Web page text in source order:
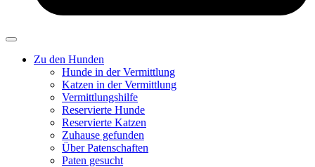
Zu den Hunden
Hunde in der Vermittlung
Katzen in der Vermittlung
Vermittlungshilfe
Reservierte Hunde
Reservierte Katzen
Zuhause gefunden
Über Patenschaften
Paten gesucht